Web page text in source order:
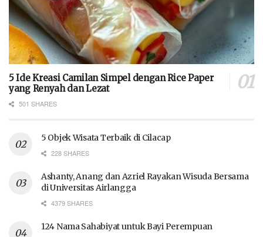
5 Ide Kreasi Camilan Simpel dengan Rice Paper
yang Renyah dan Lezat
501 SHARES
5 Objek Wisata Terbaik di Cilacap
228 SHARES
Ashanty, Anang dan Azriel Rayakan Wisuda Bersama
di Universitas Airlangga
4379 SHARES
124 Nama Sahabiyat untuk Bayi Perempuan